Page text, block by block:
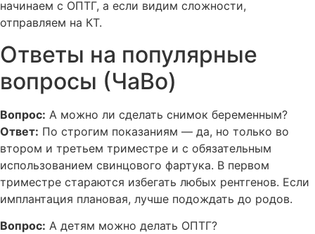
начинаем с ОПТГ, а если видим сложности,
отправляем на КТ.
Ответы на популярные
вопросы (ЧаВо)
Вопрос: А можно ли сделать снимок беременным?
Ответ: По строгим показаниям — да, но только во
втором и третьем триместре и с обязательным
использованием свинцового фартука. В первом
триместре стараются избегать любых рентгенов. Если
имплантация плановая, лучше подождать до родов.
Вопрос: А детям можно делать ОПТГ?